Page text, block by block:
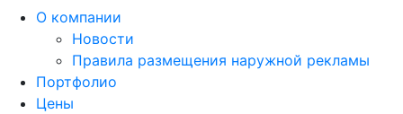
О компании
Новости
Правила размещения наружной рекламы
Портфолио
Цены